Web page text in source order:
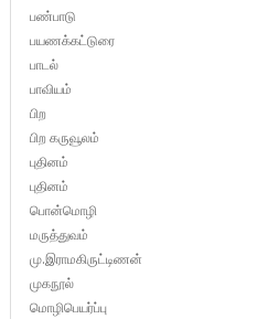
பண்பாடு
பயணக்கட்டுரை
பாடல்
பாவியம்
பிற
பிற கருவூலம்
புதினம்
புதினம்
பொன்மொழி
மருத்துவம்
மு.இராமகிருட்டிணன்
முகநூல்
மொழிபெயர்ப்பு